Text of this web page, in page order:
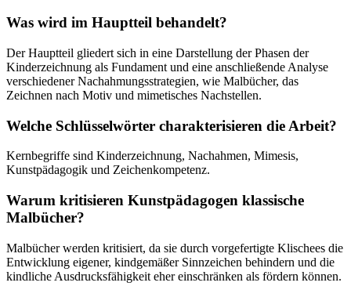
Was wird im Hauptteil behandelt?
Der Hauptteil gliedert sich in eine Darstellung der Phasen der
Kinderzeichnung als Fundament und eine anschließende Analyse
verschiedener Nachahmungsstrategien, wie Malbücher, das
Zeichnen nach Motiv und mimetisches Nachstellen.
Welche Schlüsselwörter charakterisieren die Arbeit?
Kernbegriffe sind Kinderzeichnung, Nachahmen, Mimesis,
Kunstpädagogik und Zeichenkompetenz.
Warum kritisieren Kunstpädagogen klassische
Malbücher?
Malbücher werden kritisiert, da sie durch vorgefertigte Klischees die
Entwicklung eigener, kindgemäßer Sinnzeichen behindern und die
kindliche Ausdrucksfähigkeit eher einschränken als fördern können.